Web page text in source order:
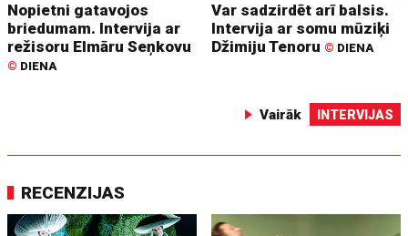
Nopietni gatavojos
briedumam. Intervija ar
režisoru Elmāru Seņkovu
© DIENA
Var sadzirdēt arī balsis.
Intervija ar somu mūziķi
Džimiju Tenoru © DIENA
Vairāk INTERVIJAS
RECENZIJAS